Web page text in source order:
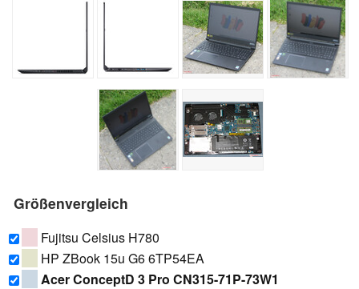
Größenvergleich
Fujitsu Celsius H780
HP ZBook 15u G6 6TP54EA
Acer ConceptD 3 Pro CN315-71P-73W1